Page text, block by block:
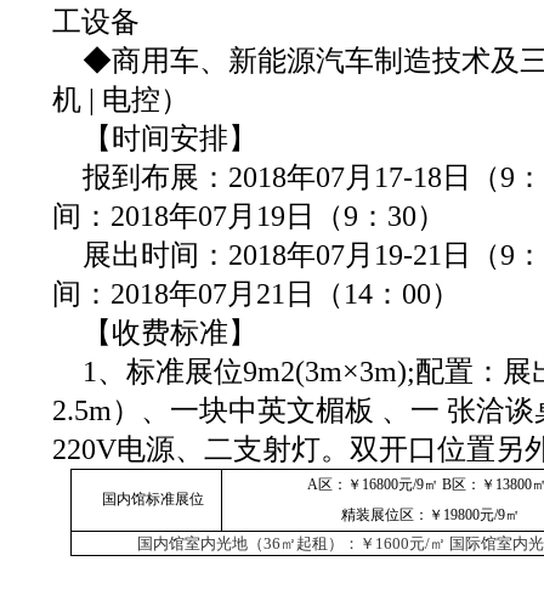
工设备
◆商用车、新能源汽车制造技术及
机 | 电控）
【时间安排】
报到布展：2018年07月17-18日（9
间：2018年07月19日（9：30）
展出时间：2018年07月19-21日（9
间：2018年07月21日（14：00）
【收费标准】
1、标准展位9m2(3m×3m);配置：
2.5m）、一块中英文楣板 、一 张洽
220V电源、二支射灯。双开口位置另
国内馆标准展位
A区：￥16800元/9㎡ B区：￥13800
精装展位区：￥19800元/9㎡
国内馆室内光地（36㎡起租）：￥1600元/㎡ 国际馆室内